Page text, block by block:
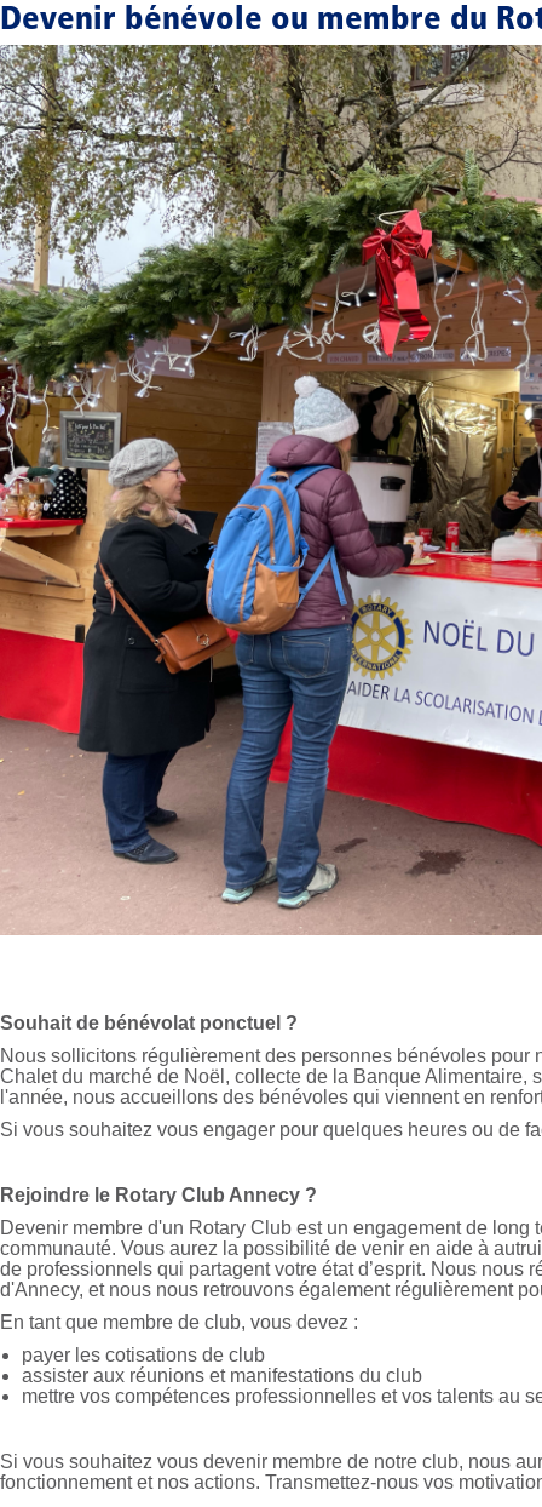
Devenir bénévole ou membre du
Souhait de bénévolat ponctuel ?
Nous sollicitons régulièrement des personnes bénévoles
Chalet du marché de Noël, collecte de la Banque Alimentaire,
l'année, nous accueillons des bénévoles qui viennent en
Si vous souhaitez vous engager pour quelques heures ou de
Rejoindre le Rotary Club Annecy ?
Devenir membre d'un Rotary Club est un engagement de
communauté. Vous aurez la possibilité de venir en aide à
de professionnels qui partagent votre état d’esprit. Nous
d'Annecy, et nous nous retrouvons également régulièrement
En tant que membre de club, vous devez :
payer les cotisations de club
assister aux réunions et manifestations du club
mettre vos compétences professionnelles et vos talents au
Si vous souhaitez vous devenir membre de notre club, nous
fonctionnement et nos actions. Transmettez-nous vos